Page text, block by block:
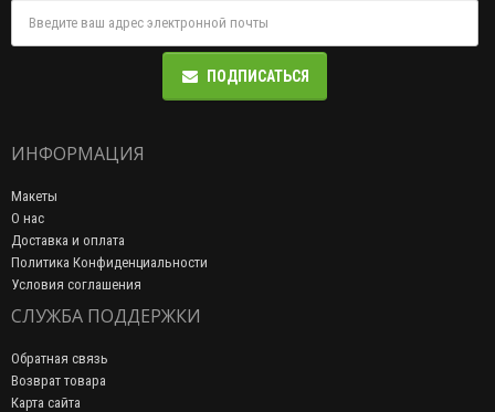
ПОДПИСАТЬСЯ
ИНФОРМАЦИЯ
Макеты
О нас
Доставка и оплата
Политика Конфиденциальности
Условия соглашения
СЛУЖБА ПОДДЕРЖКИ
Обратная связь
Возврат товара
Карта сайта